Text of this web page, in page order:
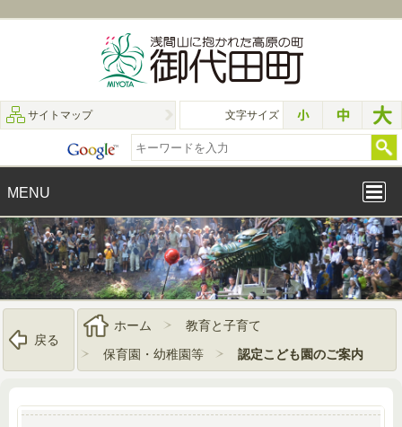
サイトマップ 文字サイズ
MENU
戻る
ホーム
教育と子育て
保育園・幼稚園等
認定こども園のご案内